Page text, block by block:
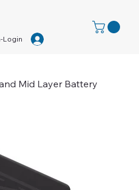
Login
Mid Layer Battery